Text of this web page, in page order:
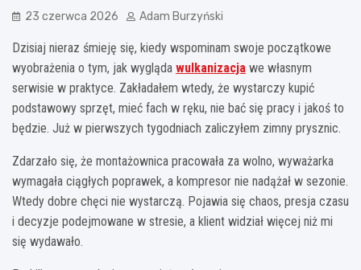
23 czerwca 2026 Adam Burzyński
Dzisiaj nieraz śmieję się, kiedy wspominam swoje początkowe
wyobrażenia o tym, jak wygląda wulkanizacja we własnym
serwisie w praktyce. Zakładałem wtedy, że wystarczy kupić
podstawowy sprzęt, mieć fach w ręku, nie bać się pracy i jakoś to
będzie. Już w pierwszych tygodniach zaliczyłem zimny prysznic.
Zdarzało się, że montażownica pracowała za wolno, wyważarka
wymagała ciągłych poprawek, a kompresor nie nadążał w sezonie.
Wtedy dobre chęci nie wystarczą. Pojawia się chaos, presja czasu
i decyzje podejmowane w stresie, a klient widział więcej niż mi
się wydawało.